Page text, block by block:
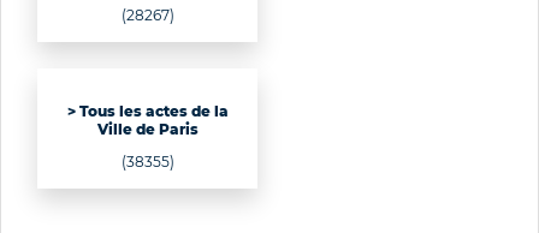
(28267)
> Tous les actes de la
Ville de Paris
(38355)